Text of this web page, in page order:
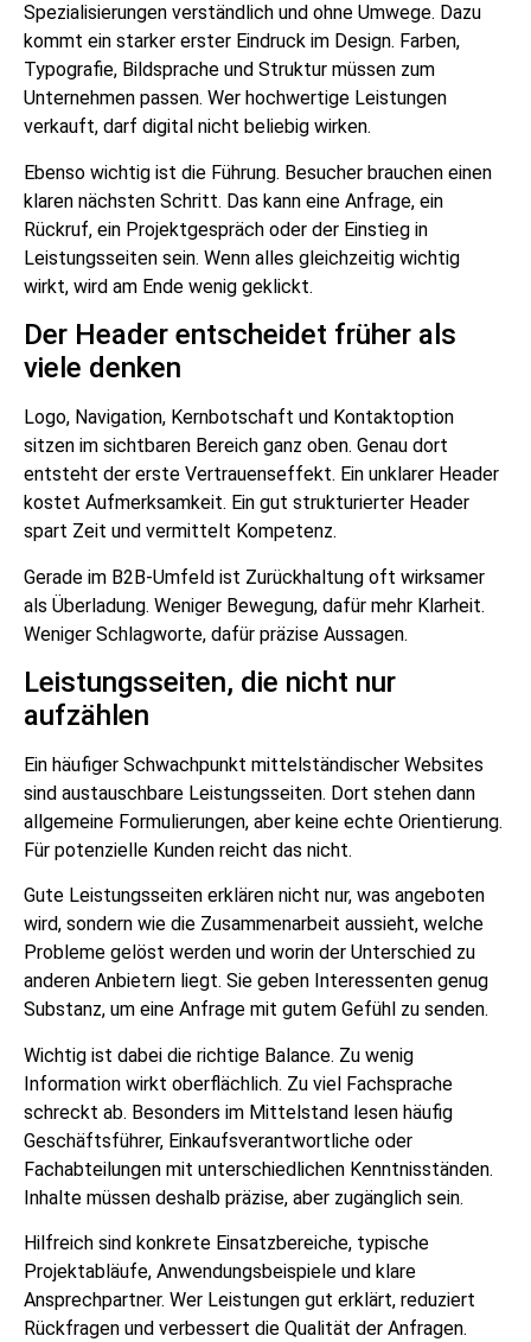
Spezialisierungen verständlich und ohne Umwege. Dazu
kommt ein starker erster Eindruck im Design. Farben,
Typografie, Bildsprache und Struktur müssen zum
Unternehmen passen. Wer hochwertige Leistungen
verkauft, darf digital nicht beliebig wirken.
Ebenso wichtig ist die Führung. Besucher brauchen einen
klaren nächsten Schritt. Das kann eine Anfrage, ein
Rückruf, ein Projektgespräch oder der Einstieg in
Leistungsseiten sein. Wenn alles gleichzeitig wichtig
wirkt, wird am Ende wenig geklickt.
Der Header entscheidet früher als
viele denken
Logo, Navigation, Kernbotschaft und Kontaktoption
sitzen im sichtbaren Bereich ganz oben. Genau dort
entsteht der erste Vertrauenseffekt. Ein unklarer Header
kostet Aufmerksamkeit. Ein gut strukturierter Header
spart Zeit und vermittelt Kompetenz.
Gerade im B2B-Umfeld ist Zurückhaltung oft wirksamer
als Überladung. Weniger Bewegung, dafür mehr Klarheit.
Weniger Schlagworte, dafür präzise Aussagen.
Leistungsseiten, die nicht nur
aufzählen
Ein häufiger Schwachpunkt mittelständischer Websites
sind austauschbare Leistungsseiten. Dort stehen dann
allgemeine Formulierungen, aber keine echte Orientierung.
Für potenzielle Kunden reicht das nicht.
Gute Leistungsseiten erklären nicht nur, was angeboten
wird, sondern wie die Zusammenarbeit aussieht, welche
Probleme gelöst werden und worin der Unterschied zu
anderen Anbietern liegt. Sie geben Interessenten genug
Substanz, um eine Anfrage mit gutem Gefühl zu senden.
Wichtig ist dabei die richtige Balance. Zu wenig
Information wirkt oberflächlich. Zu viel Fachsprache
schreckt ab. Besonders im Mittelstand lesen häufig
Geschäftsführer, Einkaufsverantwortliche oder
Fachabteilungen mit unterschiedlichen Kenntnisständen.
Inhalte müssen deshalb präzise, aber zugänglich sein.
Hilfreich sind konkrete Einsatzbereiche, typische
Projektabläufe, Anwendungsbeispiele und klare
Ansprechpartner. Wer Leistungen gut erklärt, reduziert
Rückfragen und verbessert die Qualität der Anfragen.